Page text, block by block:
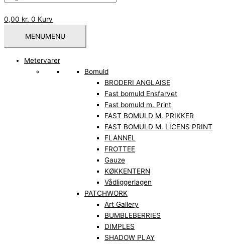
0,00 kr. 0 Kurv
MENUMENU
Metervarer
Bomuld
BRODERI ANGLAISE
Fast bomuld Ensfarvet
Fast bomuld m. Print
FAST BOMULD M. PRIKKER
FAST BOMULD M. LICENS PRINT
FLANNEL
FROTTEE
Gauze
KØKKENTERN
Vådliggerlagen
PATCHWORK
Art Gallery
BUMBLEBERRIES
DIMPLES
SHADOW PLAY